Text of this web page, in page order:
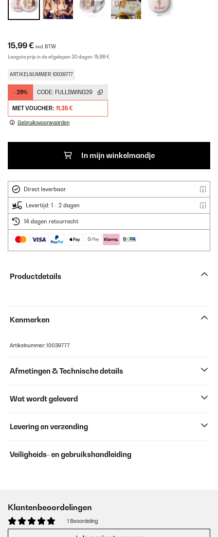
15,99 € incl. BTW
Laagste prijs in de afgelopen 30 dagen:15,99 €
ARTIKELNUMMER: 10039777
-29% CODE: FULLSWING29
MET VOUCHER: 11,35 €
Gebruiksvoorwaarden
In mijn winkelmandje
Direct leverbaar
Levertijd: 1 - 2 dagen
14 dagen retourrecht
Productdetails
Kenmerken
Artikelnummer: 10039777
Afmetingen & Technische details
Wat wordt geleverd
Levering en verzending
Veiligheids- en gebruikshandleiding
Klantenbeoordelingen
1 Beoordeling